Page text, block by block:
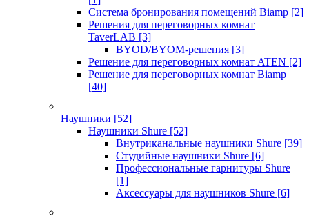
Система бронирования помещений Biamp [2]
Решения для переговорных комнат
TaverLAB [3]
BYOD/BYOM-решения [3]
Решение для переговорных комнат ATEN [2]
Решение для переговорных комнат Biamp
[40]
Наушники [52]
Наушники Shure [52]
Внутриканальные наушники Shure [39]
Студийные наушники Shure [6]
Профессиональные гарнитуры Shure
[1]
Аксессуары для наушников Shure [6]